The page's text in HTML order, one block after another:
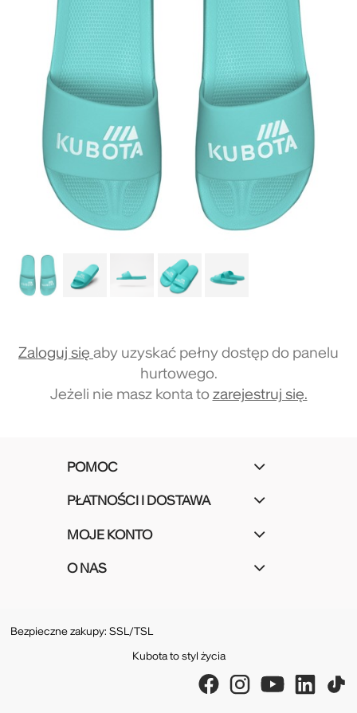
Zaloguj się aby uzyskać pełny dostęp do panelu
hurtowego.
Jeżeli nie masz konta tozarejestruj się.
POMOC
PŁATNOŚCI I DOSTAWA
MOJE KONTO
O NAS
Bezpieczne zakupy: SSL/TSL
Kubota to styl życia